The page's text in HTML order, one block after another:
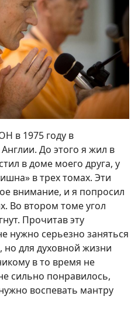
в 1975 году в
До этого я жил в
в доме моего друга, у
в трех томах. Эти
внимание, и я попросил
Во втором томе угол
Прочитав эту
нужно серьезно заняться
но для духовной жизни
в то время не
сильно понравилось,
воспевать мантру